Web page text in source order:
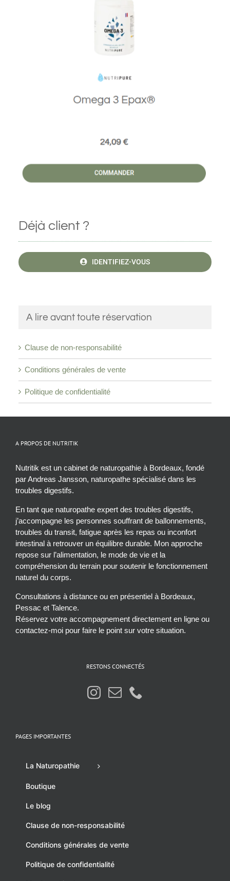
Déjà client ?
IDENTIFIEZ-VOUS
A lire avant toute réservation
Clause de non-responsabilité
Conditions générales de vente
Politique de confidentialité
A PROPOS DE NUTRITIK
Nutritik est un cabinet de naturopathie à Bordeaux, fondé
par Andreas Jansson, naturopathe spécialisé dans les
troubles digestifs.
En tant que naturopathe expert des troubles digestifs,
j’accompagne les personnes souffrant de ballonnements,
troubles du transit, fatigue après les repas ou inconfort
intestinal à retrouver un équilibre durable. Mon approche
repose sur l’alimentation, le mode de vie et la
compréhension du terrain pour soutenir le fonctionnement
naturel du corps.
Consultations à distance ou en présentiel à Bordeaux,
Pessac et Talence.
Réservez votre accompagnement directement en ligne ou
contactez-moi pour faire le point sur votre situation.
RESTONS CONNECTÉS
PAGES IMPORTANTES
La Naturopathie
Boutique
Le blog
Clause de non-responsabilité
Conditions générales de vente
Politique de confidentialité